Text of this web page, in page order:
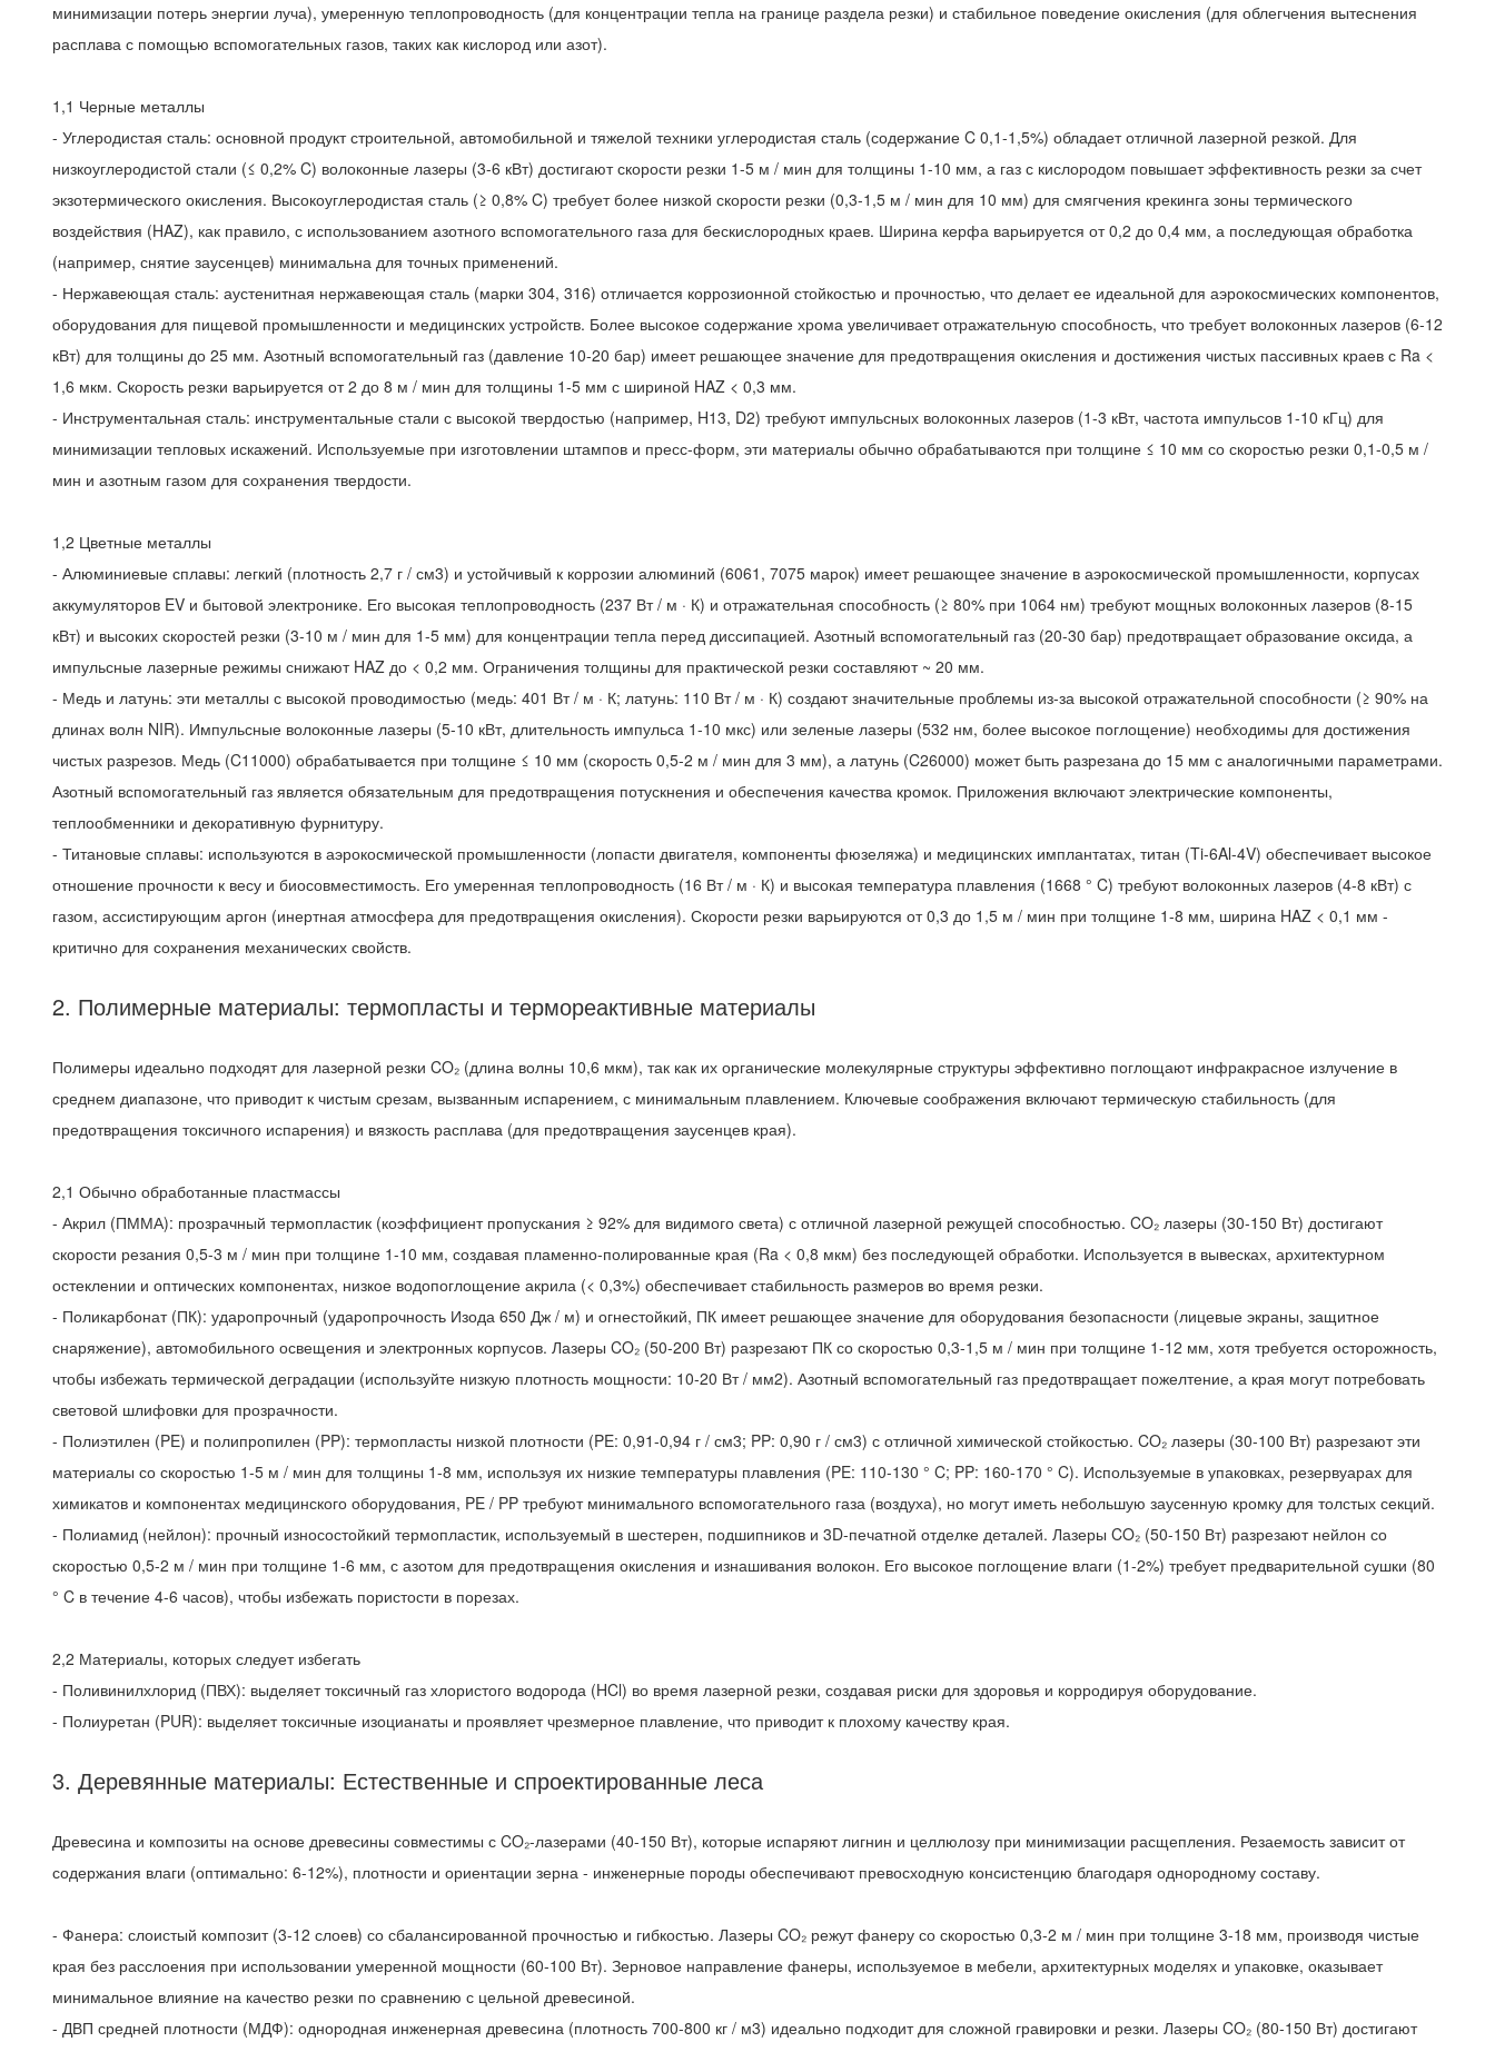
минимизации потерь энергии луча), умеренную теплопроводность (для концентрации тепла на границе раздела резки) и стабильное поведение окисления (для облегчения вытеснения
расплава с помощью вспомогательных газов, таких как кислород или азот).
1,1 Черные металлы
- Углеродистая сталь: основной продукт строительной, автомобильной и тяжелой техники углеродистая сталь (содержание C 0,1-1,5%) обладает отличной лазерной резкой. Для
низкоуглеродистой стали (≤ 0,2% C) волоконные лазеры (3-6 кВт) достигают скорости резки 1-5 м / мин для толщины 1-10 мм, а газ с кислородом повышает эффективность резки за счет
экзотермического окисления. Высокоуглеродистая сталь (≥ 0,8% C) требует более низкой скорости резки (0,3-1,5 м / мин для 10 мм) для смягчения крекинга зоны термического
воздействия (HAZ), как правило, с использованием азотного вспомогательного газа для бескислородных краев. Ширина керфа варьируется от 0,2 до 0,4 мм, а последующая обработка
(например, снятие заусенцев) минимальна для точных применений.
- Нержавеющая сталь: аустенитная нержавеющая сталь (марки 304, 316) отличается коррозионной стойкостью и прочностью, что делает ее идеальной для аэрокосмических компонентов,
оборудования для пищевой промышленности и медицинских устройств. Более высокое содержание хрома увеличивает отражательную способность, что требует волоконных лазеров (6-12
кВт) для толщины до 25 мм. Азотный вспомогательный газ (давление 10-20 бар) имеет решающее значение для предотвращения окисления и достижения чистых пассивных краев с Ra <
1,6 мкм. Скорость резки варьируется от 2 до 8 м / мин для толщины 1-5 мм с шириной HAZ < 0,3 мм.
- Инструментальная сталь: инструментальные стали с высокой твердостью (например, H13, D2) требуют импульсных волоконных лазеров (1-3 кВт, частота импульсов 1-10 кГц) для
минимизации тепловых искажений. Используемые при изготовлении штампов и пресс-форм, эти материалы обычно обрабатываются при толщине ≤ 10 мм со скоростью резки 0,1-0,5 м /
мин и азотным газом для сохранения твердости.
1,2 Цветные металлы
- Алюминиевые сплавы: легкий (плотность 2,7 г / см3) и устойчивый к коррозии алюминий (6061, 7075 марок) имеет решающее значение в аэрокосмической промышленности, корпусах
аккумуляторов EV и бытовой электронике. Его высокая теплопроводность (237 Вт / м · К) и отражательная способность (≥ 80% при 1064 нм) требуют мощных волоконных лазеров (8-15
кВт) и высоких скоростей резки (3-10 м / мин для 1-5 мм) для концентрации тепла перед диссипацией. Азотный вспомогательный газ (20-30 бар) предотвращает образование оксида, а
импульсные лазерные режимы снижают HAZ до < 0,2 мм. Ограничения толщины для практической резки составляют ~ 20 мм.
- Медь и латунь: эти металлы с высокой проводимостью (медь: 401 Вт / м · К; латунь: 110 Вт / м · К) создают значительные проблемы из-за высокой отражательной способности (≥ 90% на
длинах волн NIR). Импульсные волоконные лазеры (5-10 кВт, длительность импульса 1-10 мкс) или зеленые лазеры (532 нм, более высокое поглощение) необходимы для достижения
чистых разрезов. Медь (C11000) обрабатывается при толщине ≤ 10 мм (скорость 0,5-2 м / мин для 3 мм), а латунь (C26000) может быть разрезана до 15 мм с аналогичными параметрами.
Азотный вспомогательный газ является обязательным для предотвращения потускнения и обеспечения качества кромок. Приложения включают электрические компоненты,
теплообменники и декоративную фурнитуру.
- Титановые сплавы: используются в аэрокосмической промышленности (лопасти двигателя, компоненты фюзеляжа) и медицинских имплантатах, титан (Ti-6Al-4V) обеспечивает высокое
отношение прочности к весу и биосовместимость. Его умеренная теплопроводность (16 Вт / м · К) и высокая температура плавления (1668 ° C) требуют волоконных лазеров (4-8 кВт) с
газом, ассистирующим аргон (инертная атмосфера для предотвращения окисления). Скорости резки варьируются от 0,3 до 1,5 м / мин при толщине 1-8 мм, ширина HAZ < 0,1 мм -
критично для сохранения механических свойств.
2. Полимерные материалы: термопласты и термореактивные материалы
Полимеры идеально подходят для лазерной резки CO₂ (длина волны 10,6 мкм), так как их органические молекулярные структуры эффективно поглощают инфракрасное излучение в
среднем диапазоне, что приводит к чистым срезам, вызванным испарением, с минимальным плавлением. Ключевые соображения включают термическую стабильность (для
предотвращения токсичного испарения) и вязкость расплава (для предотвращения заусенцев края).
2,1 Обычно обработанные пластмассы
- Акрил (ПММА): прозрачный термопластик (коэффициент пропускания ≥ 92% для видимого света) с отличной лазерной режущей способностью. CO₂ лазеры (30-150 Вт) достигают
скорости резания 0,5-3 м / мин при толщине 1-10 мм, создавая пламенно-полированные края (Ra < 0,8 мкм) без последующей обработки. Используется в вывесках, архитектурном
остеклении и оптических компонентах, низкое водопоглощение акрила (< 0,3%) обеспечивает стабильность размеров во время резки.
- Поликарбонат (ПК): ударопрочный (ударопрочность Изода 650 Дж / м) и огнестойкий, ПК имеет решающее значение для оборудования безопасности (лицевые экраны, защитное
снаряжение), автомобильного освещения и электронных корпусов. Лазеры CO₂ (50-200 Вт) разрезают ПК со скоростью 0,3-1,5 м / мин при толщине 1-12 мм, хотя требуется осторожность,
чтобы избежать термической деградации (используйте низкую плотность мощности: 10-20 Вт / мм2). Азотный вспомогательный газ предотвращает пожелтение, а края могут потребовать
световой шлифовки для прозрачности.
- Полиэтилен (PE) и полипропилен (PP): термопласты низкой плотности (PE: 0,91-0,94 г / см3; PP: 0,90 г / см3) с отличной химической стойкостью. CO₂ лазеры (30-100 Вт) разрезают эти
материалы со скоростью 1-5 м / мин для толщины 1-8 мм, используя их низкие температуры плавления (PE: 110-130 ° C; PP: 160-170 ° C). Используемые в упаковках, резервуарах для
химикатов и компонентах медицинского оборудования, PE / PP требуют минимального вспомогательного газа (воздуха), но могут иметь небольшую заусенную кромку для толстых секций.
- Полиамид (нейлон): прочный износостойкий термопластик, используемый в шестерен, подшипников и 3D-печатной отделке деталей. Лазеры CO₂ (50-150 Вт) разрезают нейлон со
скоростью 0,5-2 м / мин при толщине 1-6 мм, с азотом для предотвращения окисления и изнашивания волокон. Его высокое поглощение влаги (1-2%) требует предварительной сушки (80
° C в течение 4-6 часов), чтобы избежать пористости в порезах.
2,2 Материалы, которых следует избегать
- Поливинилхлорид (ПВХ): выделяет токсичный газ хлористого водорода (HCl) во время лазерной резки, создавая риски для здоровья и корродируя оборудование.
- Полиуретан (PUR): выделяет токсичные изоцианаты и проявляет чрезмерное плавление, что приводит к плохому качеству края.
3. Деревянные материалы: Естественные и спроектированные леса
Древесина и композиты на основе древесины совместимы с CO₂-лазерами (40-150 Вт), которые испаряют лигнин и целлюлозу при минимизации расщепления. Резаемость зависит от
содержания влаги (оптимально: 6-12%), плотности и ориентации зерна - инженерные породы обеспечивают превосходную консистенцию благодаря однородному составу.
- Фанера: слоистый композит (3-12 слоев) со сбалансированной прочностью и гибкостью. Лазеры CO₂ режут фанеру со скоростью 0,3-2 м / мин при толщине 3-18 мм, производя чистые
края без расслоения при использовании умеренной мощности (60-100 Вт). Зерновое направление фанеры, используемое в мебели, архитектурных моделях и упаковке, оказывает
минимальное влияние на качество резки по сравнению с цельной древесиной.
- ДВП средней плотности (МДФ): однородная инженерная древесина (плотность 700-800 кг / м3) идеально подходит для сложной гравировки и резки. Лазеры CO₂ (80-150 Вт) достигают